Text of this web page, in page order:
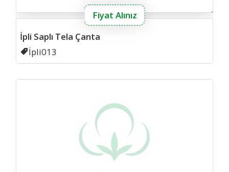
Fiyat Alınız
İpli Saplı Tela Çanta
Kodu
İpli013